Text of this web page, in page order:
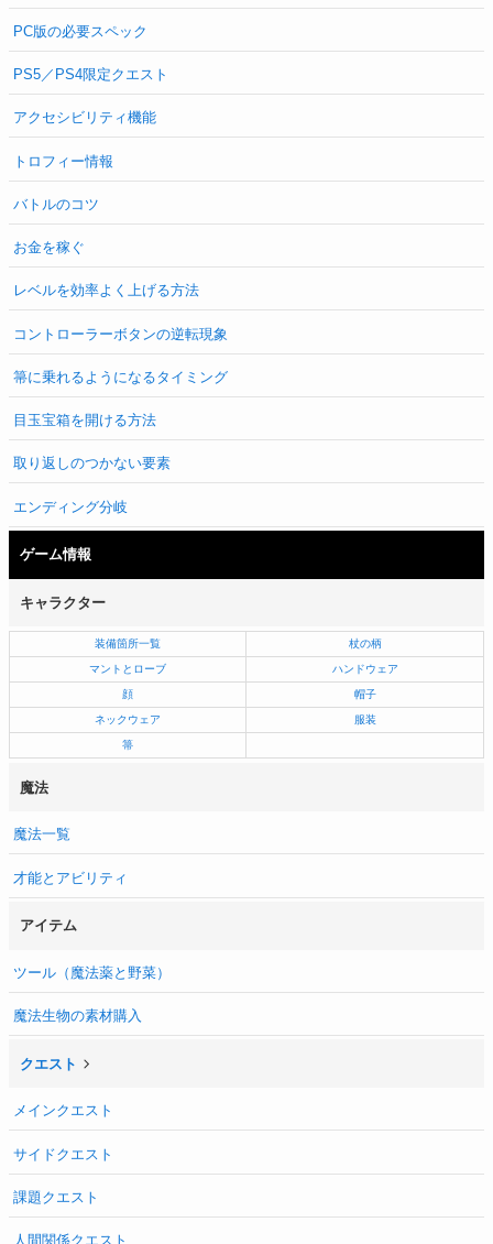
PC版の必要スペック
PS5／PS4限定クエスト
アクセシビリティ機能
トロフィー情報
バトルのコツ
お金を稼ぐ
レベルを効率よく上げる方法
コントローラーボタンの逆転現象
箒に乗れるようになるタイミング
目玉宝箱を開ける方法
取り返しのつかない要素
エンディング分岐
ゲーム情報
キャラクター
装備箇所一覧 杖の柄
マントとローブ ハンドウェア
顔 帽子
ネックウェア 服装
箒
魔法
魔法一覧
才能とアビリティ
アイテム
ツール（魔法薬と野菜）
魔法生物の素材購入
クエスト
メインクエスト
サイドクエスト
課題クエスト
人間関係クエスト